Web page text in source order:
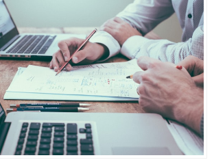
Destekli Asistanlar: Elon Musk’tan Romantik Bir